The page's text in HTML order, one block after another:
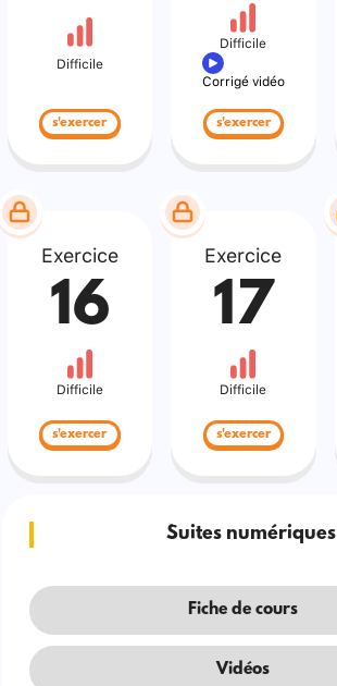
Difficile
s'exercer
Difficile
Corrigé vidéo
s'exercer
Exercice
16
Difficile
s'exercer
Exercice
17
Difficile
s'exercer
Suites numériques
Fiche de cours
Vidéos